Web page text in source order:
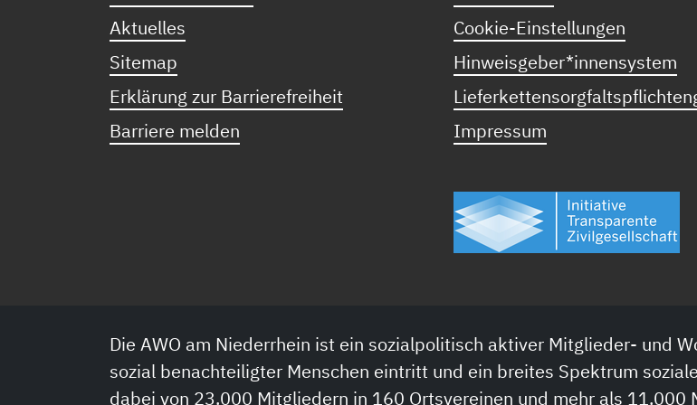
Aktuelles
Sitemap
Erklärung zur Barrierefreiheit
Barriere melden
Cookie-Einstellungen
Hinweisgeber*innensystem
Impressum
Die AWO am Niederrhein ist ein sozialpolitisch aktiver Mitglieder- und
sozial benachteiligter Menschen eintritt und ein breites Spektrum
dabei von 23.000 Mitgliedern in 160 Ortsvereinen und mehr als